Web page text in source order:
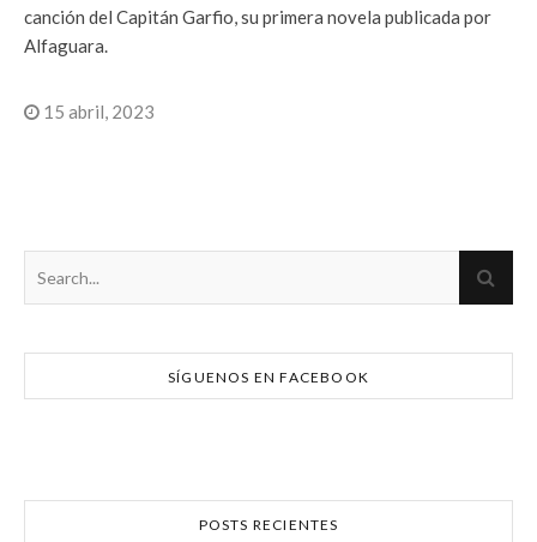
canción del Capitán Garfio, su primera novela publicada por
Alfaguara.
15 abril, 2023
SÍGUENOS EN FACEBOOK
POSTS RECIENTES